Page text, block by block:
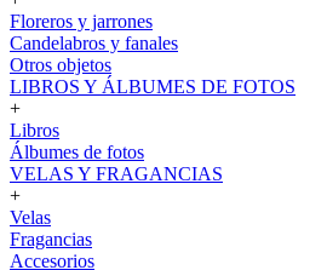
Floreros y jarrones
Candelabros y fanales
Otros objetos
LIBROS Y ÁLBUMES DE FOTOS
+
Libros
Álbumes de fotos
VELAS Y FRAGANCIAS
+
Velas
Fragancias
Accesorios